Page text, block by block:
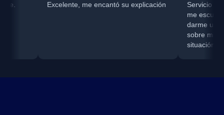
Excelente, me encantó su explicación
Servicio
me escuchó
darme una orientación
sobre mi proceso de
situación con mi RC